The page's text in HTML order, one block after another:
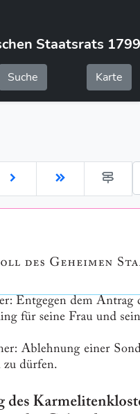
Staatsrats
Suche Karte